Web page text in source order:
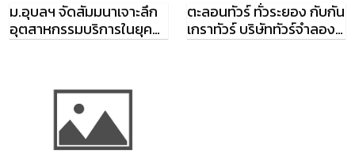
ม.อุบลฯ จัดสัมมนาเจาะลึก
อุตสาหกรรมบริการในยุค
เศรษฐกิจดิจิตอล
ตะลอนทัวร์ ทั่วระยอง กับกัน
เกราทัวร์ บริษัททัวร์จำลอง
ม.อุบลฯ